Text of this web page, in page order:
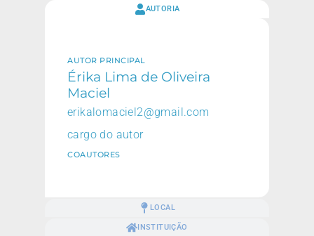
AUTORIA
LOCAL
INSTITUIÇÃO
AUTOR PRINCIPAL
Érika Lima de Oliveira
Maciel
erikalomaciel2@gmail.com
cargo do autor
COAUTORES